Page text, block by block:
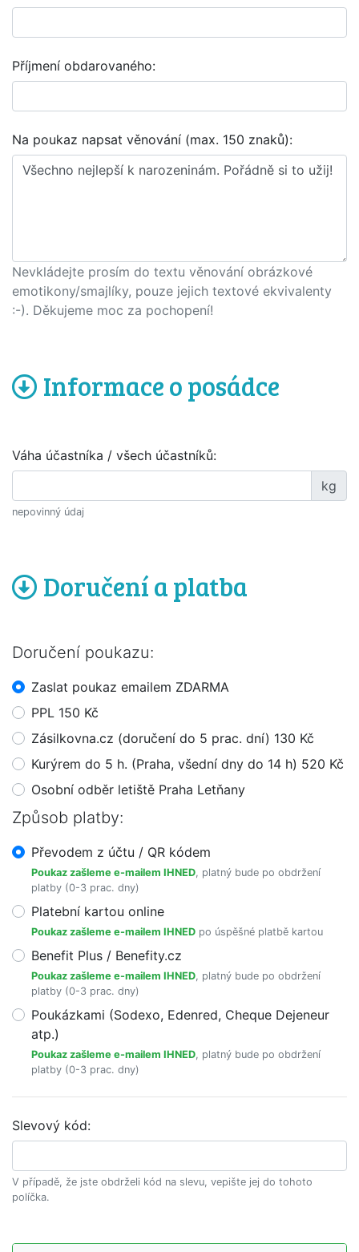
Příjmení obdarovaného:
Na poukaz napsat věnování (max. 150 znaků):
Nevkládejte prosím do textu věnování obrázkové
emotikony/smajlíky, pouze jejich textové ekvivalenty
:-). Děkujeme moc za pochopení!
Informace o posádce
Váha účastníka / všech účastníků:
kg
nepovinný údaj
Doručení a platba
Doručení poukazu:
Zaslat poukaz emailem ZDARMA
PPL 150 Kč
Zásilkovna.cz (doručení do 5 prac. dní) 130 Kč
Kurýrem do 5 h. (Praha, všední dny do 14 h) 520 Kč
Osobní odběr letiště Praha Letňany
Způsob platby:
Převodem z účtu / QR kódem
Poukaz zašleme e-mailem IHNED, platný bude po obdržení
platby (0-3 prac. dny)
Platební kartou online
Poukaz zašleme e-mailem IHNED po úspěšné platbě kartou
Benefit Plus / Benefity.cz
Poukaz zašleme e-mailem IHNED, platný bude po obdržení
platby (0-3 prac. dny)
Poukázkami (Sodexo, Edenred, Cheque Dejeneur
atp.)
Poukaz zašleme e-mailem IHNED, platný bude po obdržení
platby (0-3 prac. dny)
Slevový kód:
V případě, že jste obdrželi kód na slevu, vepište jej do tohoto
políčka.